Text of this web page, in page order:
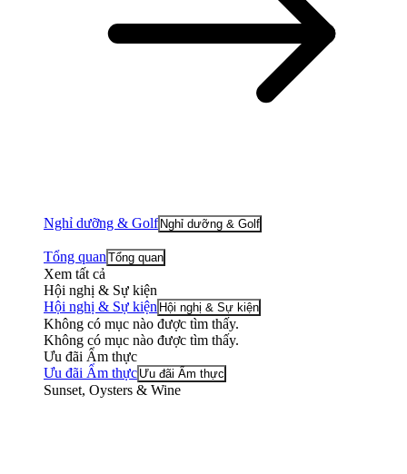
Nghỉ dưỡng & Golf Nghỉ dưỡng & Golf
Tổng quan Tổng quan
Xem tất cả
Hội nghị & Sự kiện
Hội nghị & Sự kiện Hội nghị & Sự kiện
Không có mục nào được tìm thấy.
Không có mục nào được tìm thấy.
Ưu đãi Ẩm thực
Ưu đãi Ẩm thực Ưu đãi Ẩm thực
Sunset, Oysters & Wine